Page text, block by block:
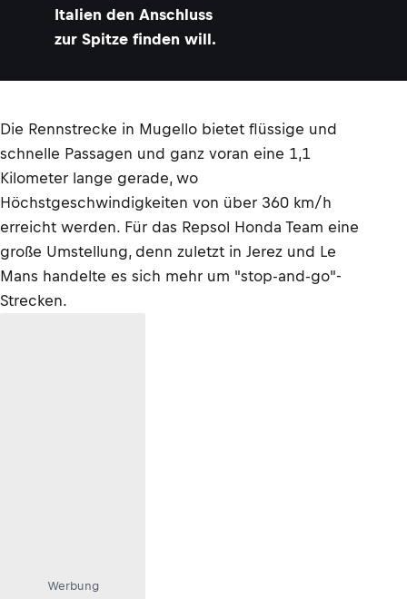
Italien den Anschluss
zur Spitze finden will.
Die Rennstrecke in Mugello bietet flüssige und
schnelle Passagen und ganz voran eine 1,1
Kilometer lange gerade, wo
Höchstgeschwindigkeiten von über 360 km/h
erreicht werden. Für das Repsol Honda Team eine
große Umstellung, denn zuletzt in Jerez und Le
Mans handelte es sich mehr um "stop-and-go"-
Strecken.
Werbung